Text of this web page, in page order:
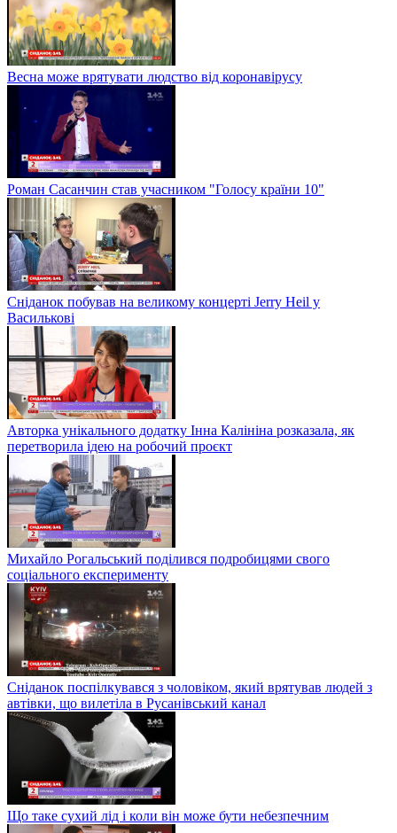
Весна може врятувати людство від коронавірусу
Роман Сасанчин став учасником "Голосу країни 10"
Сніданок побував на великому концерті Jerry Heil у
Василькові
Авторка унікального додатку Інна Калініна розказала, як
перетворила ідею на робочий проєкт
Михайло Рогальський поділився подробицями свого
соціального експерименту
Сніданок поспілкувався з чоловіком, який врятував людей з
автівки, що вилетіла в Русанівський канал
Що таке сухий лід і коли він може бути небезпечним